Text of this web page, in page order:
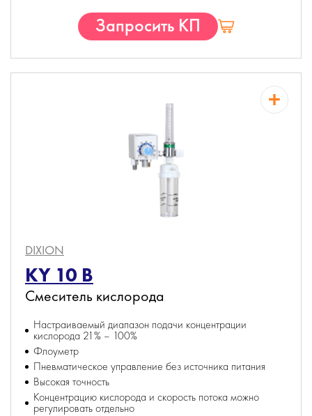
Запросить КП
DIXION
KY 10 B
Смеситель кислорода
Настраиваемый диапазон подачи концентрации
кислорода 21% – 100%
Флоуметр
Пневматическое управление без источника питания
Высокая точность
Концентрацию кислорода и скорость потока можно
регулировать отдельно